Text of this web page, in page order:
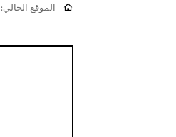
 الموقع الحالي: